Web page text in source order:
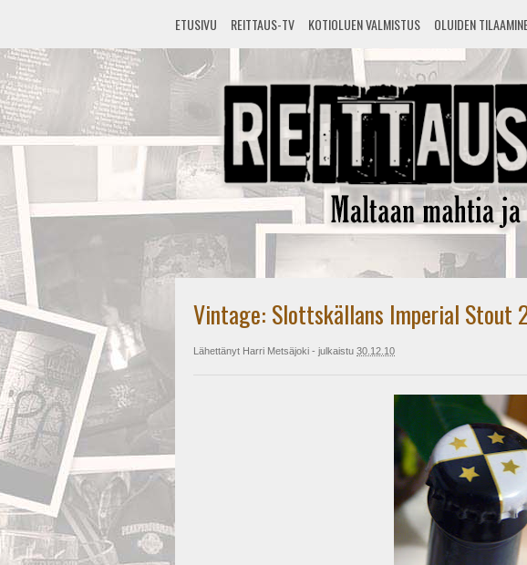
ETUSIVU REITTAUS-TV KOTIOLUEN VALMISTUS OLUIDEN
Vintage: Slottskällans Imperial Stout
Lähettänyt Harri Metsäjoki - julkaistu 30.12.10